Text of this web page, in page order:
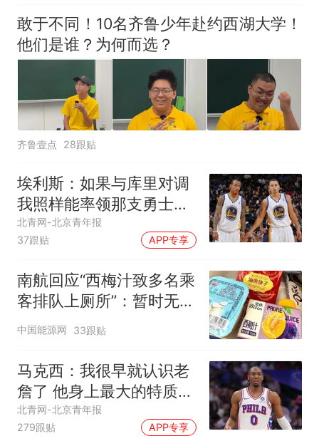
敢于不同！10名齐鲁少年赴约西湖大学！
他们是谁？为何而选？
齐鲁壹点 28跟贴
埃利斯：如果与库里对调
我照样能率领那支勇士取
得现在的成就
北青网-北京青年报
37跟贴
APP专享
南航回应“西梅汁致多名乘
客排队上厕所”：暂时无法
核查是否发放西梅汁
中国能源网 33跟贴
马克西：我很早就认识老
詹了 他身上最大的特质就
是谦逊
北青网-北京青年报
279跟贴
APP专享